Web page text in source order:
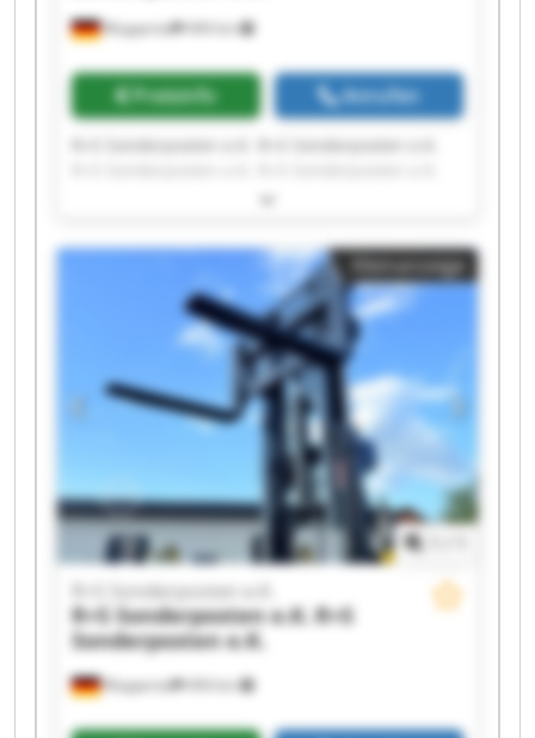
Wuppertal 494 km
Preisinfo Anrufen
R+S Sonderposten e.K. R+S Sonderposten e.K.
R+S Sonderposten e.K. R+S Sonderposten e.K.
R+S Sonderposten e.K. R+S Sonderposten e.K.
R+S Sonderposten e.K. R+S Sonderposten e.K.
R+S Sonderposten e.K. R+S Sonderposten e.K.
R+S Sonderposten e.K. R+S Sonderposten e.K.
R+S Sonderposten e.K. R+S Sonderposten e.K.
Kleinanzeige
Wuppertal 494 km
R+S Sonderposten e.K.
R+S Sonderposten e.K. R+S
Sonderposten e.K.